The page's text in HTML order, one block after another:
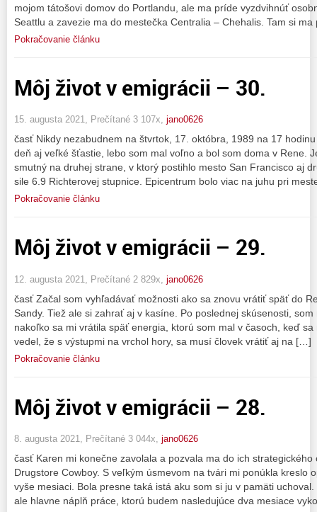
mojom tátošovi domov do Portlandu, ale ma príde vyzdvihnúť
Seattlu a zavezie ma do mestečka Centralia – Chehalis. Tam si
Pokračovanie článku
Môj život v emigrácii – 30.
15. augusta 2021, Prečítané 3 107x, jano0626
časť Nikdy nezabudnem na štvrtok, 17. októbra, 1989 na 17
deň aj veľké šťastie, lebo som mal voľno a bol som doma v Rene.
smutný na druhej strane, v ktorý postihlo mesto San Francisco aj
sile 6.9 Richterovej stupnice. Epicentrum bolo viac na juhu pri
Pokračovanie článku
Môj život v emigrácii – 29.
12. augusta 2021, Prečítané 2 829x, jano0626
časť Začal som vyhľadávať možnosti ako sa znovu vrátiť späť do
Sandy. Tiež ale si zahrať aj v kasíne. Po poslednej skúsenosti,
nakoľko sa mi vrátila späť energia, ktorú som mal v časoch, keď
vedel, že s výstupmi na vrchol hory, sa musí človek vrátiť aj na […]
Pokračovanie článku
Môj život v emigrácii – 28.
8. augusta 2021, Prečítané 3 044x, jano0626
časť Karen mi konečne zavolala a pozvala ma do ich
Drugstore Cowboy. S veľkým úsmevom na tvári mi ponúkla kreslo
vyše mesiaci. Bola presne taká istá aku som si ju v pamäti
ale hlavne náplň práce, ktorú budem nasledujúce dva mesiace